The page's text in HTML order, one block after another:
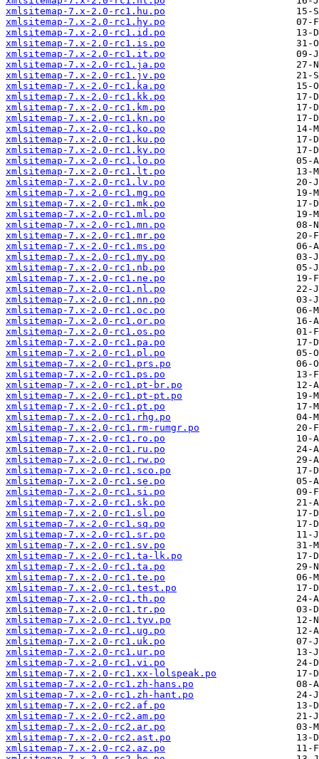
xmlsitemap-7.x-2.0-rc1.hu.po
xmlsitemap-7.x-2.0-rc1.hy.po
xmlsitemap-7.x-2.0-rc1.id.po
xmlsitemap-7.x-2.0-rc1.is.po
xmlsitemap-7.x-2.0-rc1.it.po
xmlsitemap-7.x-2.0-rc1.ja.po
xmlsitemap-7.x-2.0-rc1.jv.po
xmlsitemap-7.x-2.0-rc1.ka.po
xmlsitemap-7.x-2.0-rc1.kk.po
xmlsitemap-7.x-2.0-rc1.km.po
xmlsitemap-7.x-2.0-rc1.kn.po
xmlsitemap-7.x-2.0-rc1.ko.po
xmlsitemap-7.x-2.0-rc1.ku.po
xmlsitemap-7.x-2.0-rc1.ky.po
xmlsitemap-7.x-2.0-rc1.lo.po
xmlsitemap-7.x-2.0-rc1.lt.po
xmlsitemap-7.x-2.0-rc1.lv.po
xmlsitemap-7.x-2.0-rc1.mg.po
xmlsitemap-7.x-2.0-rc1.mk.po
xmlsitemap-7.x-2.0-rc1.ml.po
xmlsitemap-7.x-2.0-rc1.mn.po
xmlsitemap-7.x-2.0-rc1.mr.po
xmlsitemap-7.x-2.0-rc1.ms.po
xmlsitemap-7.x-2.0-rc1.my.po
xmlsitemap-7.x-2.0-rc1.nb.po
xmlsitemap-7.x-2.0-rc1.ne.po
xmlsitemap-7.x-2.0-rc1.nl.po
xmlsitemap-7.x-2.0-rc1.nn.po
xmlsitemap-7.x-2.0-rc1.oc.po
xmlsitemap-7.x-2.0-rc1.or.po
xmlsitemap-7.x-2.0-rc1.os.po
xmlsitemap-7.x-2.0-rc1.pa.po
xmlsitemap-7.x-2.0-rc1.pl.po
xmlsitemap-7.x-2.0-rc1.prs.po
xmlsitemap-7.x-2.0-rc1.ps.po
xmlsitemap-7.x-2.0-rc1.pt-br.po
xmlsitemap-7.x-2.0-rc1.pt-pt.po
xmlsitemap-7.x-2.0-rc1.pt.po
xmlsitemap-7.x-2.0-rc1.rhg.po
xmlsitemap-7.x-2.0-rc1.rm-rumgr.po
xmlsitemap-7.x-2.0-rc1.ro.po
xmlsitemap-7.x-2.0-rc1.ru.po
xmlsitemap-7.x-2.0-rc1.rw.po
xmlsitemap-7.x-2.0-rc1.sco.po
xmlsitemap-7.x-2.0-rc1.se.po
xmlsitemap-7.x-2.0-rc1.si.po
xmlsitemap-7.x-2.0-rc1.sk.po
xmlsitemap-7.x-2.0-rc1.sl.po
xmlsitemap-7.x-2.0-rc1.sq.po
xmlsitemap-7.x-2.0-rc1.sr.po
xmlsitemap-7.x-2.0-rc1.sv.po
xmlsitemap-7.x-2.0-rc1.ta-lk.po
xmlsitemap-7.x-2.0-rc1.ta.po
xmlsitemap-7.x-2.0-rc1.te.po
xmlsitemap-7.x-2.0-rc1.test.po
xmlsitemap-7.x-2.0-rc1.th.po
xmlsitemap-7.x-2.0-rc1.tr.po
xmlsitemap-7.x-2.0-rc1.tyv.po
xmlsitemap-7.x-2.0-rc1.ug.po
xmlsitemap-7.x-2.0-rc1.uk.po
xmlsitemap-7.x-2.0-rc1.ur.po
xmlsitemap-7.x-2.0-rc1.vi.po
xmlsitemap-7.x-2.0-rc1.xx-lolspeak.po
xmlsitemap-7.x-2.0-rc1.zh-hans.po
xmlsitemap-7.x-2.0-rc1.zh-hant.po
xmlsitemap-7.x-2.0-rc2.af.po
xmlsitemap-7.x-2.0-rc2.am.po
xmlsitemap-7.x-2.0-rc2.ar.po
xmlsitemap-7.x-2.0-rc2.ast.po
xmlsitemap-7.x-2.0-rc2.az.po